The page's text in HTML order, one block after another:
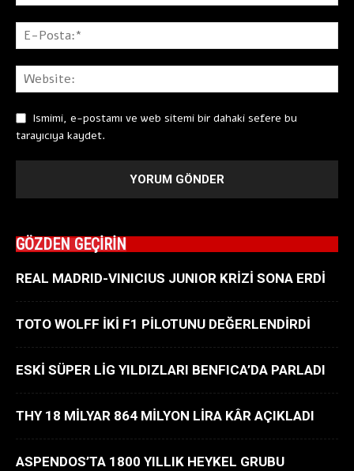
Ismimi, e-postamı ve web sitemi bir dahaki sefere bu
tarayıcıya kaydet.
GÖZDEN GEÇİRİN
REAL MADRID-VINICIUS JUNIOR KRİZİ SONA ERDİ
TOTO WOLFF İKİ F1 PİLOTUNU DEĞERLENDİRDİ
ESKİ SÜPER LİG YILDIZLARI BENFICA’DA PARLADI
THY 18 MİLYAR 864 MİLYON LİRA KÂR AÇIKLADI
ASPENDOS’TA 1800 YILLIK HEYKEL GRUBU